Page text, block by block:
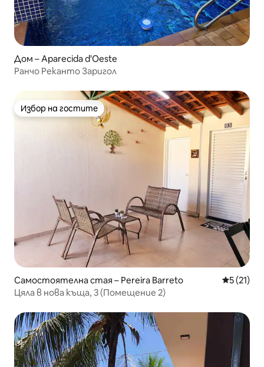
Дом – Aparecida d'Oeste
Ранчо Реканто Заригол
Избор на гостите
Избор на гостите
Самостоятелна стая – Pereira Barreto Средна
5 (21)
Цяла в нова къща, 3 (Помещение 2)